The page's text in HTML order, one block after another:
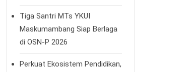
Tiga Santri MTs YKUI
Maskumambang Siap Berlaga
di OSN-P 2026
Perkuat Ekosistem Pendidikan,